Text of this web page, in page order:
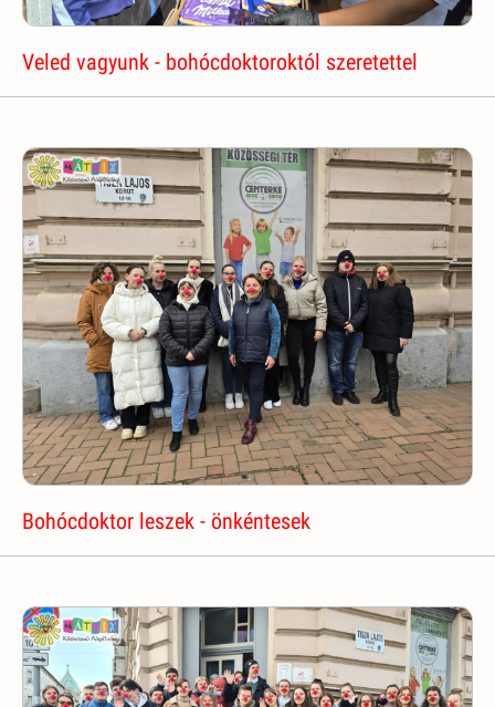
Veled vagyunk - bohócdoktoroktól szeretettel
Bohócdoktor leszek - önkéntesek